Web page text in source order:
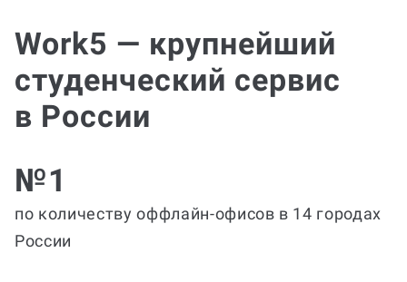
Work5 — крупнейший
студенческий сервис
в России
№1
по количеству оффлайн-офисов в 14 городах
России